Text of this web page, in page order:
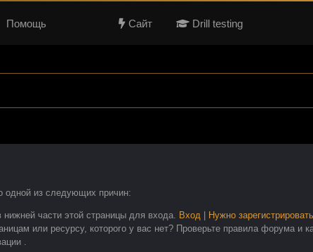
Помощь Сайт Drill testing
одной из следующих причин:
части этой страницы для входа. Вход|
Нужно
или ресурсу, которого у вас нет? Проверьте правила форума и
.